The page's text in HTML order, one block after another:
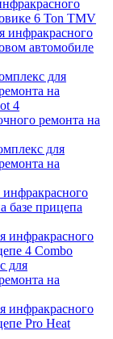
6 Ton TMV
инфракрасного
автомобиле
для
на
4
ремонта на
для
на
базе прицепа
инфракрасного
4 Combo
для
на
инфракрасного
Pro Heat